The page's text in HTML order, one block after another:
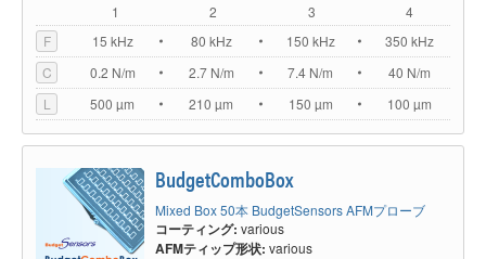
1 2 3
4
F
15 kHz 80 kHz 150 kHz
350 kHz
C
0.2 N/m 2.7 N/m 7.4 N/m
40 N/m
L
500 µm 210 µm 150 µm 100 µm
BudgetComboBox
Mixed Box 50本 BudgetSensors AFMプローブ
コーティング: various
AFMティップ形状: various